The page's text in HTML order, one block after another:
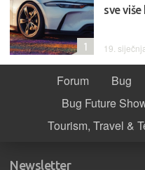
sve
19.
1
Forum Bug
Bug Future
Tourism, Travel &
Newsletter